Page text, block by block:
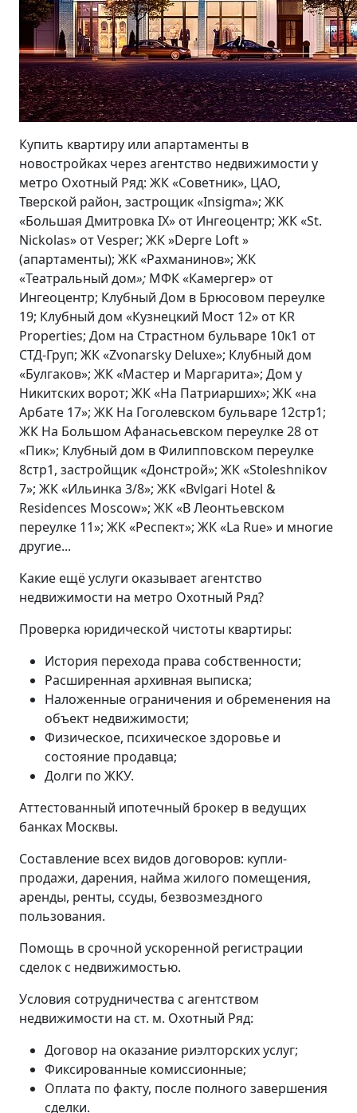
Купить квартиру или апартаменты в
новостройках через агентство недвижимости у
метро Охотный Ряд: ЖК «Советник», ЦАО,
Тверской район, застрощик «Insigma»; ЖК
«Большая Дмитровка IX» от Ингеоцентр; ЖК «St.
Nickolas» от Vesper; ЖК »Depre Loft »
(апартаменты); ЖК «Рахманинов»; ЖК
«Театральный дом»; МФК «Камергер» от
Ингеоцентр; Клубный Дом в Брюсовом переулке
19; Клубный дом «Кузнецкий Мост 12» от KR
Properties; Дом на Страстном бульваре 10к1 от
СТД-Груп; ЖК «Zvonarsky Deluxe»; Клубный дом
«Булгаков»; ЖК «Мастер и Маргарита»; Дом у
Никитских ворот; ЖК «На Патриарших»; ЖК «на
Арбате 17»; ЖК На Гоголевском бульваре 12стр1;
ЖК На Большом Афанасьевском переулке 28 от
«Пик»; Клубный дом в Филипповском переулке
8стр1, застройщик «Донстрой»; ЖК «Stoleshnikov
7»; ЖК «Ильинка 3/8»; ЖК «Bvlgari Hotel &
Residences Moscow»; ЖК «В Леонтьевском
переулке 11»; ЖК «Респект»; ЖК «La Rue» и многие
другие...
Какие ещё услуги оказывает агентство
недвижимости на метро Охотный Ряд?
Проверка юридической чистоты квартиры:
История перехода права собственности;
Расширенная архивная выписка;
Наложенные ограничения и обременения на
объект недвижимости;
Физическое, психическое здоровье и
состояние продавца;
Долги по ЖКУ.
Аттестованный ипотечный брокер в ведущих
банках Москвы.
Составление всех видов договоров: купли-
продажи, дарения, найма жилого помещения,
аренды, ренты, ссуды, безвозмездного
пользования.
Помощь в срочной ускоренной регистрации
сделок с недвижимостью.
Условия сотрудничества с агентством
недвижимости на ст. м. Охотный Ряд:
Договор на оказание риэлторских услуг;
Фиксированные комиссионные;
Оплата по факту, после полного завершения
сделки.